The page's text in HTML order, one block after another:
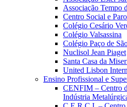
Associação Tempo
Centro Social e
Colégio Cesário
Colégio Valsassina
Colégio Paço de
Nuclisol Jean Piaget
Santa Casa da
United Lisbon
Ensino Profissional e
CENFIM – Centro
Indústria